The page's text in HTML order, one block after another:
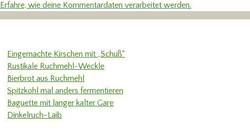
Erfahre, wie deine Kommentardaten verarbeitet werden.
Eingemachte Kirschen mit „Schuß“
Rustikale Ruchmehl-Weckle
Bierbrot aus Ruchmehl
Spitzkohl mal anders fermentieren
Baguette mit langer kalter Gare
Dinkelruch-Laib